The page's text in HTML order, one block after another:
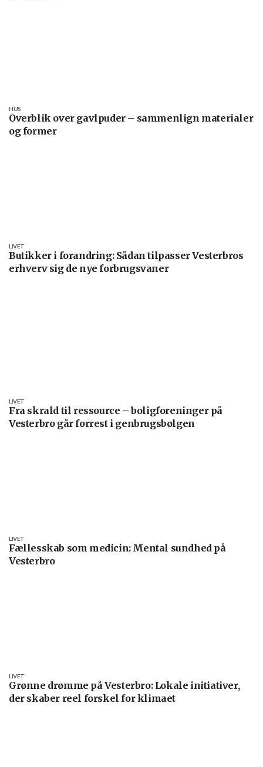
Overblik over gavlpuder – sammenlign materialer
og former
HUS
Butikker i forandring: Sådan tilpasser Vesterbros
erhverv sig de nye forbrugsvaner
LIVET
Fra skrald til ressource – boligforeninger på
Vesterbro går forrest i genbrugsbølgen
LIVET
Fællesskab som medicin: Mental sundhed på
Vesterbro
LIVET
Grønne drømme på Vesterbro: Lokale initiativer,
der skaber reel forskel for klimaet
LIVET